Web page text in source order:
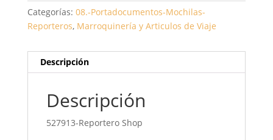
Categorías: 08.-Portadocumentos-Mochilas-
Reporteros, Marroquinería y Articulos de Viaje
Descripción
Descripción
527913-Reportero Shop